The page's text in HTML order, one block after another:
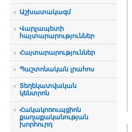
Աշխատակազմ
Վարչապետի
հայտարարություններ
Հայտարարություններ
Պաշտոնական լրահոս
Տեղեկատվական
կենտրոն
Հակակոռուպցիոն
քաղաքականության
խորհուրդ